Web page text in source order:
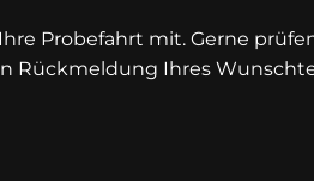
Probefahrt mit. Gerne
Ihres